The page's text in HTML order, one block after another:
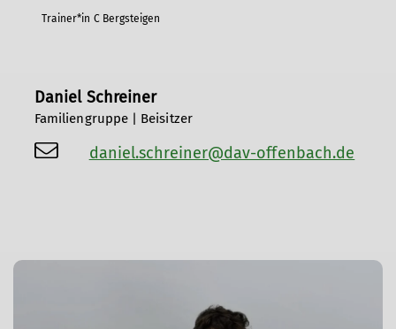
Trainer*in C Bergsteigen
Daniel Schreiner
Familiengruppe | Beisitzer
daniel.schreiner@dav-offenbach.de